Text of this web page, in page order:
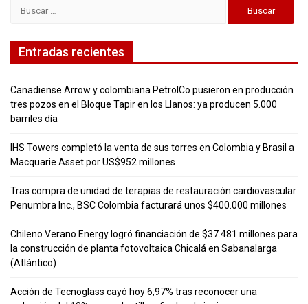
Entradas recientes
Canadiense Arrow y colombiana PetrolCo pusieron en producción
tres pozos en el Bloque Tapir en los Llanos: ya producen 5.000
barriles día
IHS Towers completó la venta de sus torres en Colombia y Brasil a
Macquarie Asset por US$952 millones
Tras compra de unidad de terapias de restauración cardiovascular
Penumbra Inc., BSC Colombia facturará unos $400.000 millones
Chileno Verano Energy logró financiación de $37.481 millones para
la construcción de planta fotovoltaica Chicalá en Sabanalarga
(Atlántico)
Acción de Tecnoglass cayó hoy 6,97% tras reconocer una